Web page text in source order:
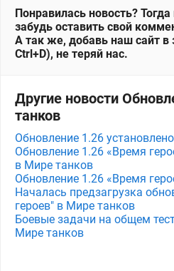
Понравилась новость?
забудь оставить свой
А так же, добавь наш сайт
Ctrl+D), не теряй нас.
Другие новости
танков
Обновление 1.26
Обновление 1.26 «Время
в Мире танков
Обновление 1.26 «Время
Началась предзагрузка
героев" в Мире танков
Боевые задачи на общем
Мире танков